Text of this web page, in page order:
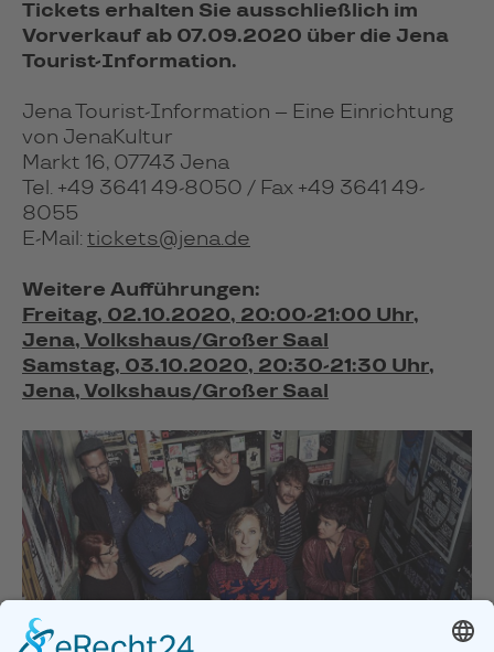
Tickets erhalten Sie ausschließlich im
Vorverkauf ab 07.09.2020 über die Jena
Tourist-Information.
Jena Tourist-Information – Eine Einrichtung
von JenaKultur
Markt 16, 07743 Jena
Tel. +49 3641 49-8050 / Fax +49 3641 49-
8055
E-Mail: tickets@jena.de
Weitere Aufführungen:
Freitag, 02.10.2020, 20:00-21:00 Uhr,
Jena, Volkshaus/Großer Saal
Samstag, 03.10.2020, 20:30-21:30 Uhr,
Jena, Volkshaus/Großer Saal